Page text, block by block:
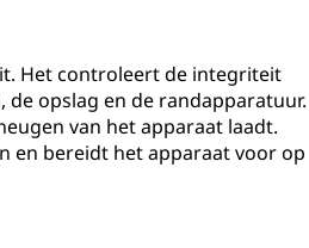
Het controleert de integriteit
opslag en de randapparatuur.
van het apparaat laadt.
en bereidt het apparaat voor op